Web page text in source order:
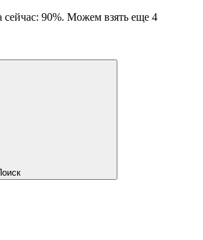
сейчас: 90%. Можем взять еще 4